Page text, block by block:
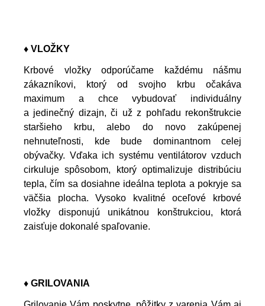
♦ VLOŽKY
Krbové vložky odporúčame každému nášmu
zákazníkovi, ktorý od svojho krbu očakáva
maximum a chce vybudovať individuálny
a jedinečný dizajn, či už z pohľadu rekonštrukcie
staršieho krbu, alebo do novo zakúpenej
nehnuteľnosti, kde bude dominantnom celej
obývačky. Vďaka ich systému ventilátorov vzduch
cirkuluje spôsobom, ktorý optimalizuje distribúciu
tepla, čím sa dosiahne ideálna teplota a pokryje sa
väčšia plocha. Vysoko kvalitné oceľové krbové
vložky disponujú unikátnou konštrukciou, ktorá
zaisťuje dokonalé spaľovanie.
♦ GRILOVANIA